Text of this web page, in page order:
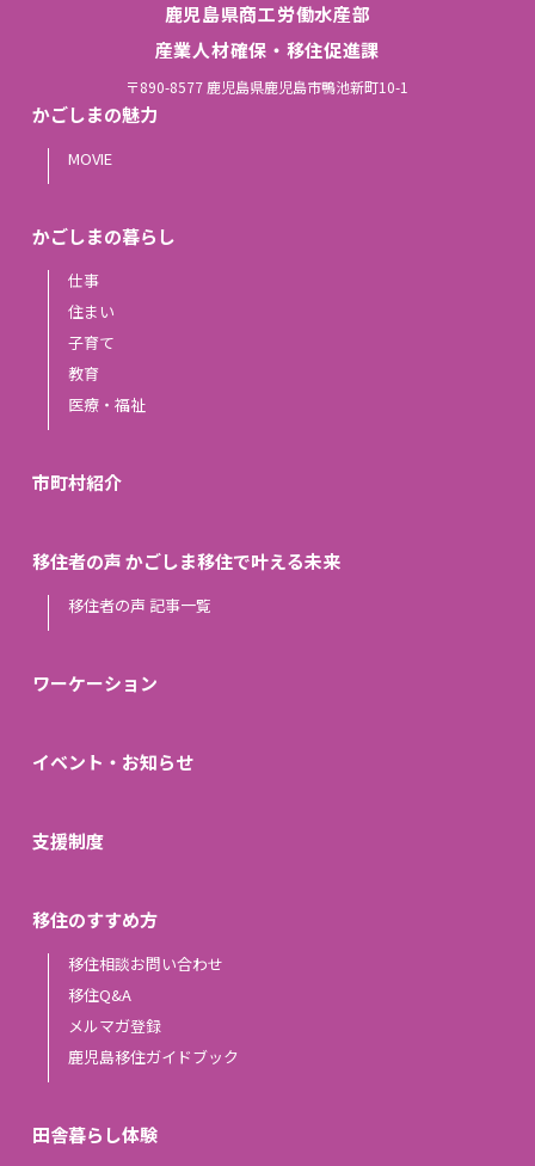
鹿児島県商工労働水産部
産業人材確保・移住促進課
〒890-8577 鹿児島県鹿児島市鴨池新町10-1
かごしまの魅力
MOVIE
かごしまの暮らし
仕事
住まい
子育て
教育
医療・福祉
市町村紹介
移住者の声 かごしま移住で叶える未来
移住者の声 記事一覧
ワーケーション
イベント・お知らせ
支援制度
移住のすすめ方
移住相談お問い合わせ
移住Q&A
メルマガ登録
鹿児島移住ガイドブック
田舎暮らし体験